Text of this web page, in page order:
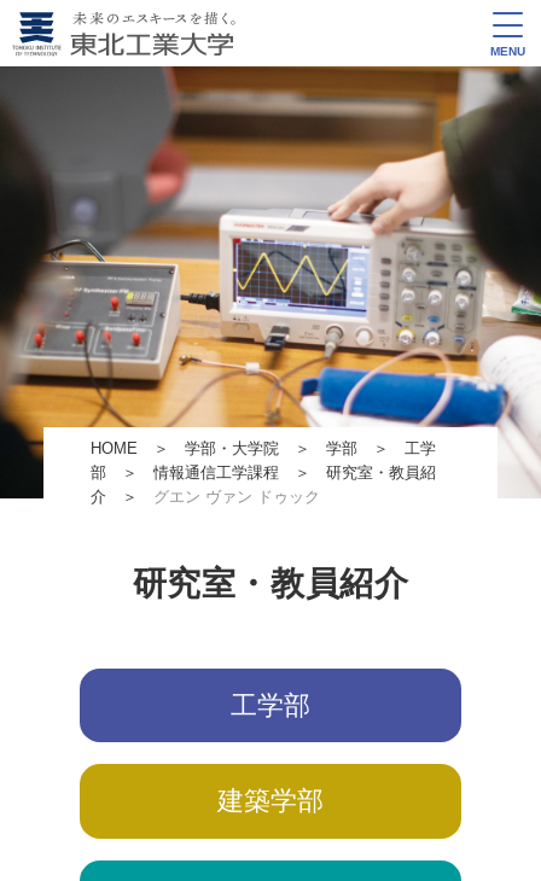
MENU
HOME ＞ 学部・大学院＞ 学部＞ 工学
部＞情報通信工学課程 ＞ 研究室・教員紹
介＞ グエン ヴァン ドゥック
研究室・教員紹介
工学部
建築学部